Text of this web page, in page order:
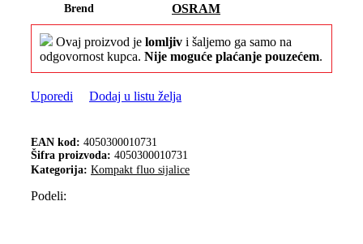
Brend OSRAM
Ovaj proizvod je lomljiv i šaljemo ga samo na
odgovornost kupca. Nije moguće plaćanje pouzećem.
Uporedi Dodaj u listu želja
EAN kod: 4050300010731
Šifra proizvoda: 4050300010731
Kategorija: Kompakt fluo sijalice
Podeli: